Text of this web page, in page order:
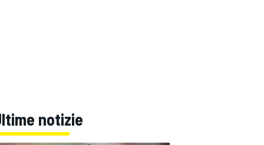
notizie